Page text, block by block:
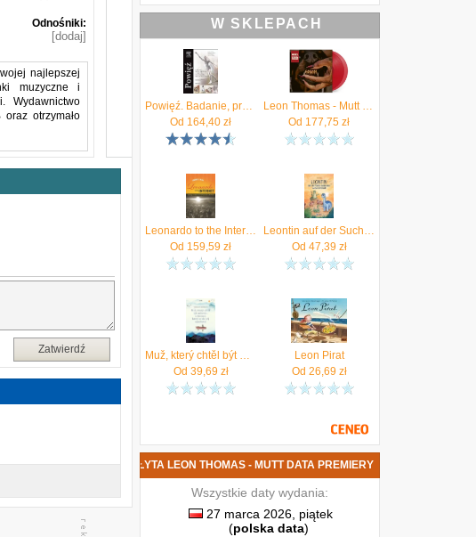
Odnośniki:
[dodaj]
najlepszej
muzyczne i
Wydawnictwo
otrzymało
utwory, które
twórców
Zatwierdź
W SKLEPACH
Powięź. Badanie, profilaktyka i terapia dysfunkcji sieci powięziowej
Od 164,40 zł
Leon Thomas - Mutt (2xWinyl)
Od 177,75 zł
Leonardo to the Internet Misa, Thomas J.
Od 159,59 zł
Leontin auf der Suche nach dem weisen Krokodil Sterr, Thomas
Od 47,39 zł
Muž, který chtěl být milován, a kocour, který se do něj zamiloval Zygmunt Bauman, Thomas Leoncini
Od 39,69 zł
Leon Pirat
Od 26,69 zł
NOWA PŁYTA LEON THOMAS - MUTT DATA PREMIERY
Wszystkie daty wydania:
27 marca 2026, piątek
(polska data)